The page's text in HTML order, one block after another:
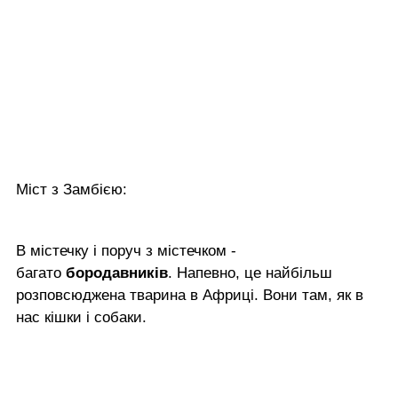
Міст з Замбією:
В містечку і поруч з містечком -
багато бородавників. Напевно, це найбільш
розповсюджена тварина в Африці. Вони там, як в
нас кішки і собаки.